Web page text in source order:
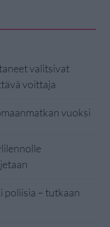
valitsivat
voittaja
vuoksi
– tutkaan